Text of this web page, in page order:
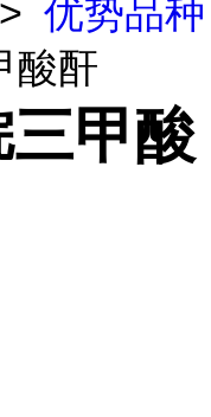
> 优势品种
酸酐
甲酸